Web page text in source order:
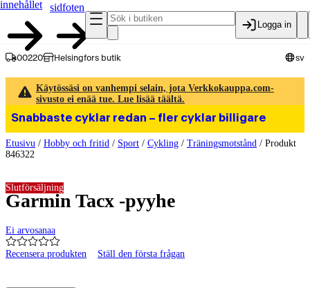
innehållet
sidfoten
Logga in
00220 Helsingfors butik sv
Käytössäsi on vanhempi selain, jota Verkkokauppa.com-
sivusto ei enää tue. Lue lisää täältä.
Snabbaste cyklar redan – fler cyklar billigare
Etusivu / Hobby och fritid / Sport / Cykling / Träningsmotstånd / Produkt
846322
Garmin Tacx -pyyhe
Ei arvosanaa
Recensera produkten Ställ den första frågan
Slutförsäljning